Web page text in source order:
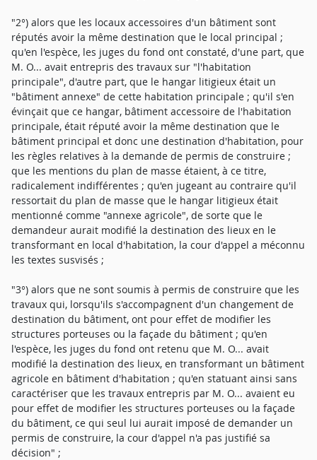
"2°) alors que les locaux accessoires d'un bâtiment sont
réputés avoir la même destination que le local principal ;
qu'en l'espèce, les juges du fond ont constaté, d'une part, que
M. O... avait entrepris des travaux sur "l'habitation
principale", d'autre part, que le hangar litigieux était un
"bâtiment annexe" de cette habitation principale ; qu'il s'en
évinçait que ce hangar, bâtiment accessoire de l'habitation
principale, était réputé avoir la même destination que le
bâtiment principal et donc une destination d'habitation, pour
les règles relatives à la demande de permis de construire ;
que les mentions du plan de masse étaient, à ce titre,
radicalement indifférentes ; qu'en jugeant au contraire qu'il
ressortait du plan de masse que le hangar litigieux était
mentionné comme "annexe agricole", de sorte que le
demandeur aurait modifié la destination des lieux en le
transformant en local d'habitation, la cour d'appel a méconnu
les textes susvisés ;
"3°) alors que ne sont soumis à permis de construire que les
travaux qui, lorsqu'ils s'accompagnent d'un changement de
destination du bâtiment, ont pour effet de modifier les
structures porteuses ou la façade du bâtiment ; qu'en
l'espèce, les juges du fond ont retenu que M. O... avait
modifié la destination des lieux, en transformant un bâtiment
agricole en bâtiment d'habitation ; qu'en statuant ainsi sans
caractériser que les travaux entrepris par M. O... avaient eu
pour effet de modifier les structures porteuses ou la façade
du bâtiment, ce qui seul lui aurait imposé de demander un
permis de construire, la cour d'appel n'a pas justifié sa
décision" ;